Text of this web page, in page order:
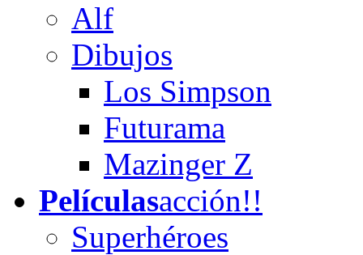
Alf
Dibujos
Los Simpson
Futurama
Mazinger Z
Películasacción!!
Superhéroes